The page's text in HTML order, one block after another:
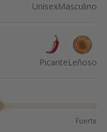
UnisexMasculino
PicanteLeñoso
Fuerte